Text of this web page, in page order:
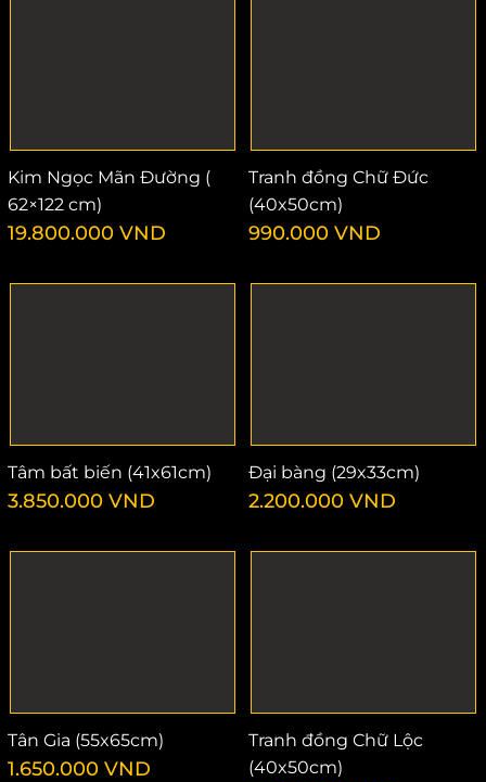
Kim Ngọc Mãn Đường (
62×122 cm)
19.800.000 VND
Tranh đồng Chữ Đức
(40x50cm)
990.000 VND
Tâm bất biến (41x61cm)
3.850.000 VND
Đại bàng (29x33cm)
2.200.000 VND
Tân Gia (55x65cm)
1.650.000 VND
Tranh đồng Chữ Lộc
(40x50cm)